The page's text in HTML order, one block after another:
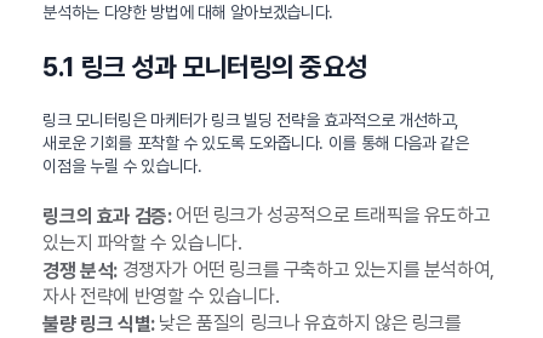
분석하는 다양한 방법에 대해 알아보겠습니다.
5.1 링크 성과 모니터링의 중요성
링크 모니터링은 마케터가 링크 빌딩 전략을 효과적으로 개선하고,
새로운 기회를 포착할 수 있도록 도와줍니다. 이를 통해 다음과 같은
이점을 누릴 수 있습니다.
링크의 효과 검증:어떤 링크가 성공적으로 트래픽을 유도하고
있는지 파악할 수 있습니다.
경쟁 분석:경쟁자가 어떤 링크를 구축하고 있는지를 분석하여,
자사 전략에 반영할 수 있습니다.
불량 링크 식별:낮은 품질의 링크나 유효하지 않은 링크를